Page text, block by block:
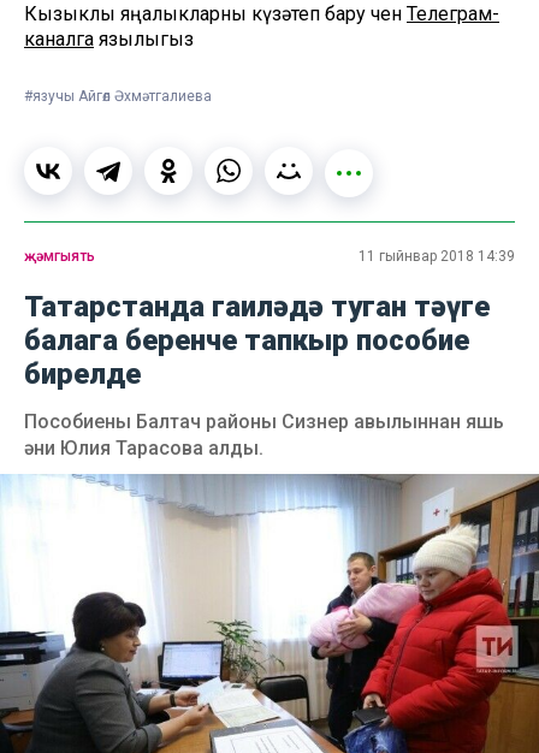
Кызыклы яңалыкларны күзәтеп бару өчен Телеграм-
каналга язылыгыз
#язучы Айгөл Әхмәтгалиева
җәмгыять 11 гыйнвар 2018 14:39
Татарстанда гаиләдә туган тәүге
балага беренче тапкыр пособие
бирелде
Пособиены Балтач районы Сизнер авылыннан яшь
әни Юлия Тарасова алды.